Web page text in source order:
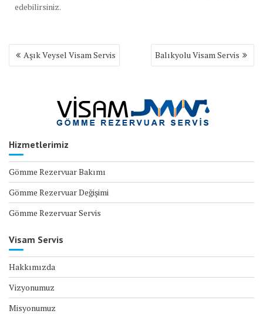
edebilirsiniz.
Yazı
gezinmesi
Aşık Veysel Visam Servis Balıkyolu Visam Servis
Hizmetlerimiz
Gömme Rezervuar Bakımı
Gömme Rezervuar Değişimi
Gömme Rezervuar Servis
Visam Servis
Hakkımızda
Vizyonumuz
Misyonumuz